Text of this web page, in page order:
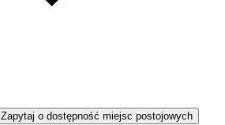
Zapytaj o dostępność miejsc postojowych